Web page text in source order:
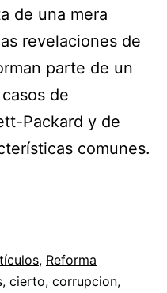
de una mera
revelaciones de
parte de un
de
Packard y de
comunes.
, Reforma
, cierto, corrupcion,